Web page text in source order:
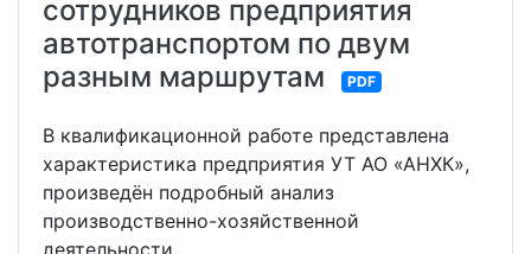
сотрудников предприятия
автотранспортом по двум
разным маршрутам
PDF
В квалификационной работе представлена
характеристика предприятия УТ АО «АНХК»,
произведён подробный анализ
производственно-хозяйственной
деятельности.